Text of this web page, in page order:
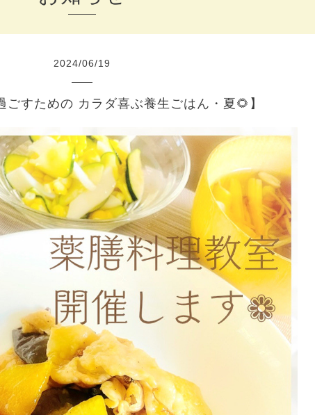
2024/06/19
ごすための カラダ喜ぶ養生ごはん・夏🌻】